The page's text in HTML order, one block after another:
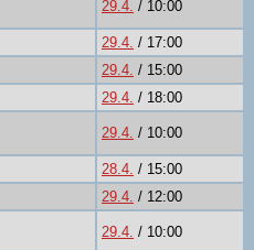
29.4. / 10:00
29.4. / 17:00
29.4. / 15:00
29.4. / 18:00
29.4. / 10:00
28.4. / 15:00
29.4. / 12:00
29.4. / 10:00